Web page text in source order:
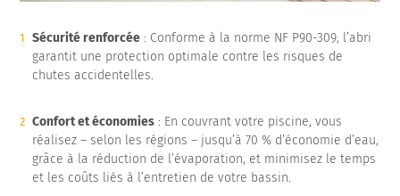
Sécurité renforcée : Conforme à la norme NF P90-309, l’abri
garantit une protection optimale contre les risques de
chutes accidentelles.
Confort et économies : En couvrant votre piscine, vous
réalisez – selon les régions – jusqu’à 70 % d’économie d’eau,
grâce à la réduction de l’évaporation, et minimisez le temps
et les coûts liés à l’entretien de votre bassin.